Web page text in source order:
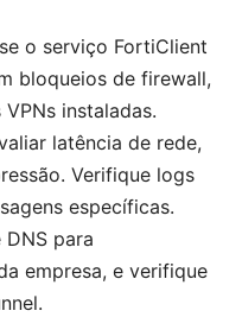
o serviço FortiClient
bloqueios de firewall,
instaladas.
latência de rede,
Verifique logs
específicas.
DNS para
empresa, e verifique